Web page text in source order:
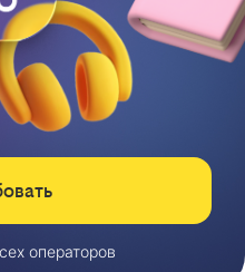
операторов